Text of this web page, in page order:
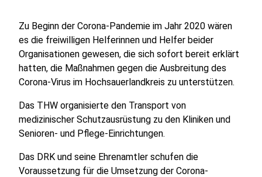
Zu Beginn der Corona-Pandemie im Jahr 2020 wären
es die freiwilligen Helferinnen und Helfer beider
Organisationen gewesen, die sich sofort bereit erklärt
hatten, die Maßnahmen gegen die Ausbreitung des
Corona-Virus im Hochsauerlandkreis zu unterstützen.
Das THW organisierte den Transport von
medizinischer Schutzausrüstung zu den Kliniken und
Senioren- und Pflege-Einrichtungen.
Das DRK und seine Ehrenamtler schufen die
Voraussetzung für die Umsetzung der Corona-